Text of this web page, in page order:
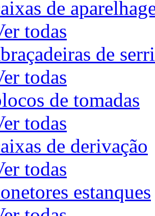
de
todas
de
todas
de tomadas
todas
de derivação
todas
estanques